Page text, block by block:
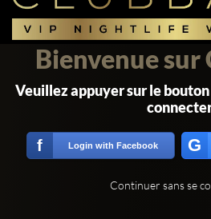
Bienvenue sur
Veuillez appuyer sur le
f Login with Facebook G
Continuer sans se